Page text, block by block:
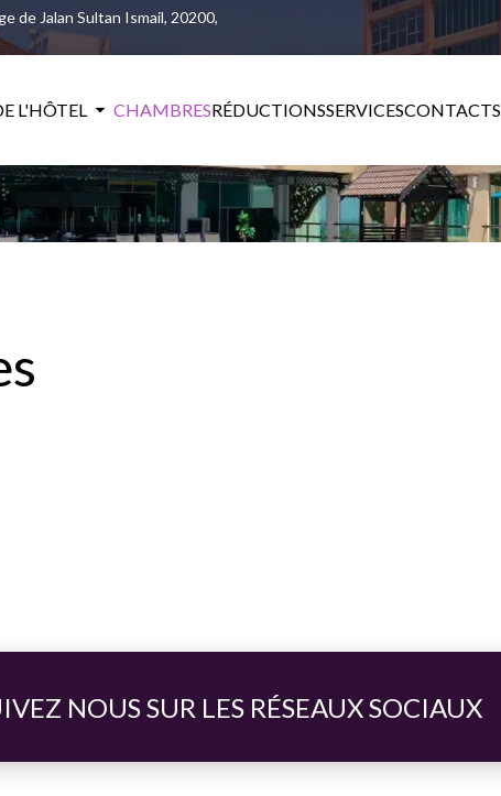
de Jalan Sultan Ismail, 20200,
L'HÔTEL CHAMBRESRÉDUCTIONSSERVICESCONTACTS
NOUS SUR LES RÉSEAUX SOCIAUX